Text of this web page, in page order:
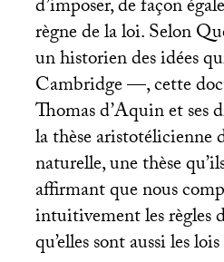
d’imposer, de façon
règne de la loi. Selon
un historien des idées
Cambridge —, cette
Thomas d’Aquin et ses
la thèse aristotélicienne
naturelle, une thèse
affirmant que nous
intuitivement les règles
qu’elles sont aussi les